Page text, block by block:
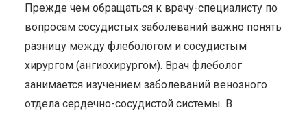
Прежде чем обращаться к врачу-специалисту по
вопросам сосудистых заболеваний важно понять
разницу между флебологом и сосудистым
хирургом (ангиохирургом). Врач флеболог
занимается изучением заболеваний венозного
отдела сердечно-сосудистой системы. В